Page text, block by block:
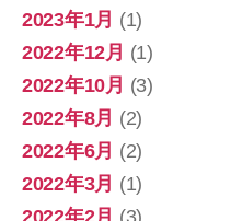
2023年1月 (1)
2022年12月 (1)
2022年10月 (3)
2022年8月 (2)
2022年6月 (2)
2022年3月 (1)